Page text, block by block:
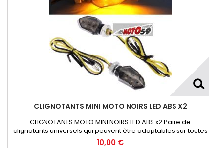
CLIGNOTANTS MINI MOTO NOIRS LED ABS X2
CLIGNOTANTS MOTO MINI NOIRS LED ABS x2 Paire de
clignotants universels qui peuvent être adaptables sur toutes
motos ou scooters
10,00 €